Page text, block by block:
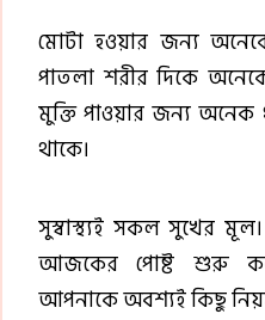
মোটা হওয়ার জন্য
পাতলা শরীর দিকে
মুক্তি পাওয়ার জন্য অনেক
থাকে।
সুস্বাস্থ্যই সকল সুখের
আজকের পোষ্ট শুরু
আপনাকে অবশ্যই কিছু